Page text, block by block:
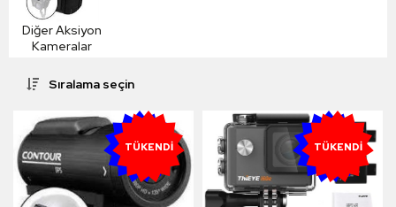
Diğer Aksiyon
Kameralar
Sıralama seçin
YENI
TÜKENDI YENI
TÜKENDI